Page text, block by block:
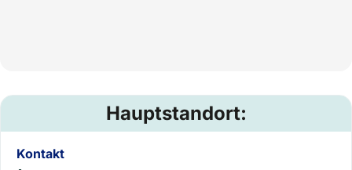
Hauptstandort:
Kontakt